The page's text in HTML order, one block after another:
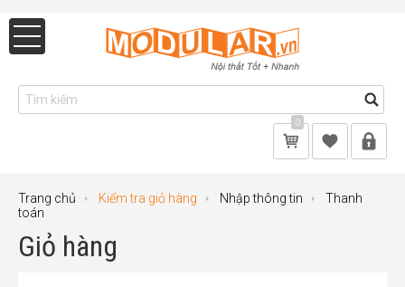
0
Trang chủ Kiểm tra giỏ hàng Nhập thông tin
Thanh
toán
Giỏ hàng